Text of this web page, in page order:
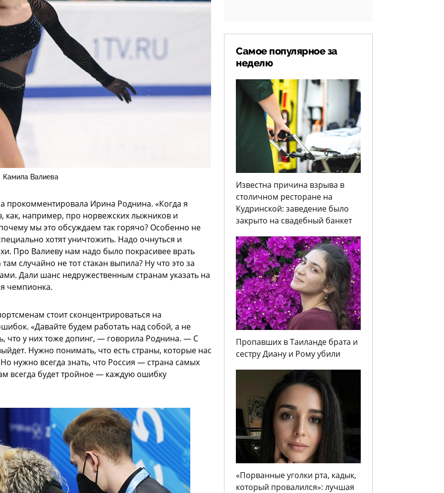
Камила Валиева
прокомментировала Ирина Роднина. «Когда я
как, например, про норвежских лыжников и
мы это обсуждаем так горячо? Особенно не
хотят уничтожить. Надо очнуться и
Про Валиеву нам надо было покрасивее врать
случайно не тот стакан выпила? Ну что это за
Дали шанс недружественным странам указать на
чемпионка.
стоит сконцентрироваться на
«Давайте будем работать над собой, а не
что у них тоже допинг, — говорила Роднина. — С
Нужно понимать, что есть страны, которые нас
нужно всегда знать, что Россия — страна самых
всегда будет тройное — каждую ошибку
Самое популярное за
неделю
Известна причина взрыва в
столичном ресторане на
Кудринской: заведение было
закрыто на свадебный банкет
Пропавших в Таиланде брата и
сестру Диану и Рому убили
«Порванные уголки рта, кадык,
который провалился»: лучшая